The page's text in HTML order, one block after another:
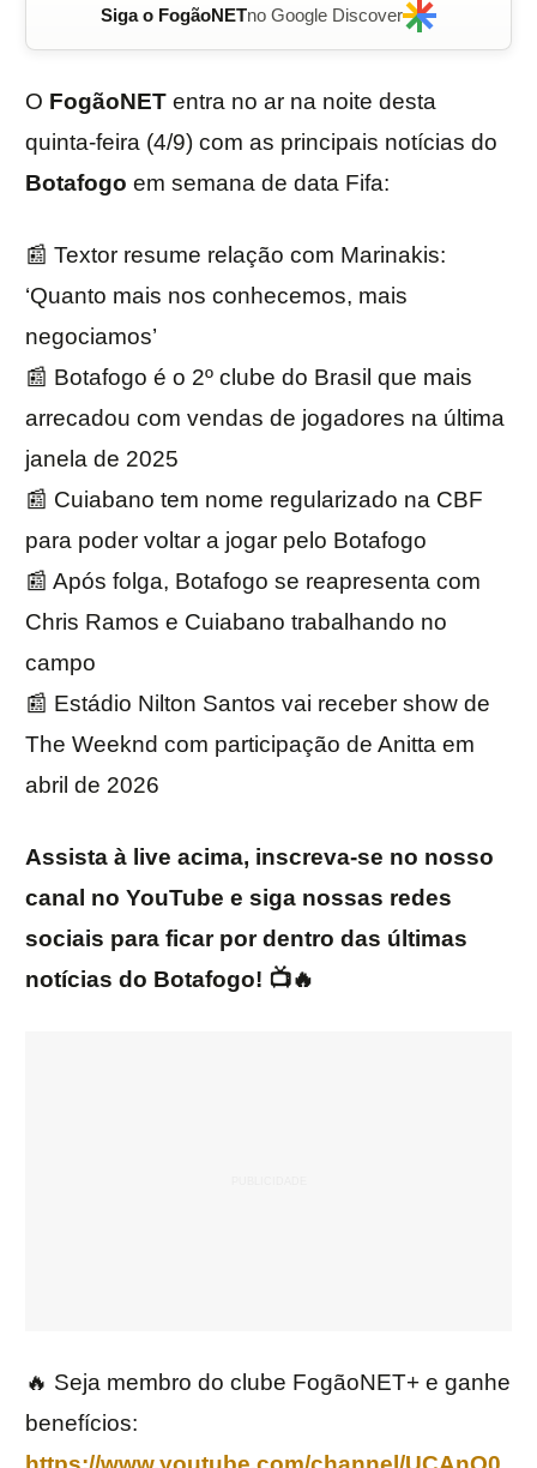
Siga o FogãoNETno Google Discover
O FogãoNET entra no ar na noite desta
quinta-feira (4/9) com as principais notícias do
Botafogo em semana de data Fifa:
📰 Textor resume relação com Marinakis:
‘Quanto mais nos conhecemos, mais
negociamos’
📰 Botafogo é o 2º clube do Brasil que mais
arrecadou com vendas de jogadores na última
janela de 2025
📰 Cuiabano tem nome regularizado na CBF
para poder voltar a jogar pelo Botafogo
📰 Após folga, Botafogo se reapresenta com
Chris Ramos e Cuiabano trabalhando no
campo
📰 Estádio Nilton Santos vai receber show de
The Weeknd com participação de Anitta em
abril de 2026
Assista à live acima, inscreva-se no nosso
canal no YouTube e siga nossas redes
sociais para ficar por dentro das últimas
notícias do Botafogo! 📺🔥
🔥 Seja membro do clube FogãoNET+ e ganhe
benefícios: